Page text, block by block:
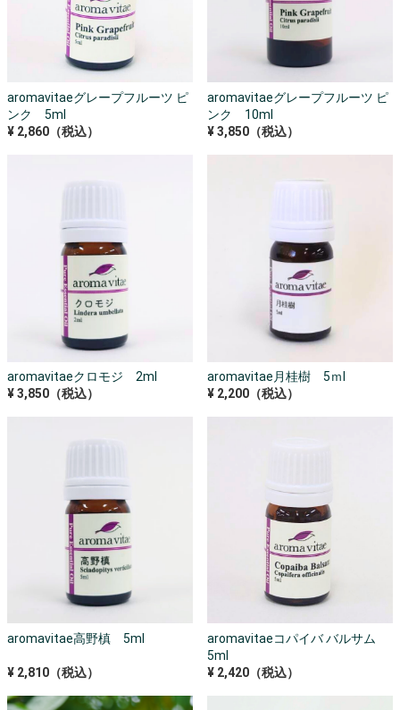
aromavitaeグレープフルーツ ピ
ンク 5ml
¥ 2,860（税込）
aromavitaeグレープフルーツ ピ
ンク 10ml
¥ 3,850（税込）
aromavitaeクロモジ 2ml
¥ 3,850（税込）
aromavitae月桂樹 5ｍl
¥ 2,200（税込）
aromavitae高野槙 5ml
¥ 2,810（税込）
aromavitaeコパイバ バルサム
5ml
¥ 2,420（税込）